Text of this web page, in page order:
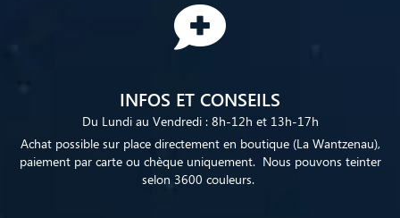
INFOS ET CONSEILS
Du Lundi au Vendredi : 8h-12h et 13h-17h
Achat possible sur place directement en boutique (La Wantzenau),
paiement par carte ou chèque uniquement. Nous pouvons teinter
selon 3600 couleurs.